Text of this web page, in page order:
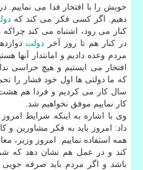
خویش را با افتخار فدا می
دهیم. اگر كسی فكر می كند كه
كنار می رود، اشتباه می كند چراكه
در كنار هم تا روز آخر دولت
مردم وعده دادیم و امانتدار آنها
افتخار می ایستیم و هیچ حراسی
كه ما دولتی ها اول خود فشار را
سال كار می كردیم و فردا هم
كار نماییم موفق نخواهیم شد.
وی با اشاره به اینكه شرایط
داد: امروز باید به فكر مشاورین و
همه استفاده نماییم. امروز وزیر،
كند و در عمل هم نشان دهد كه
باشد و اگر مردم باید صرفه جویی